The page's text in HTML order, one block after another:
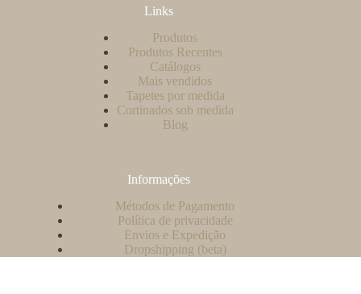
Links
Produtos
Produtos Recentes
Catálogos
Mais vendidos
Tapetes por medida
Cortinados sob medida
Blog
Informações
Métodos de Pagamento
Política de privacidade
Envios e Expedição
Dropshipping (beta)